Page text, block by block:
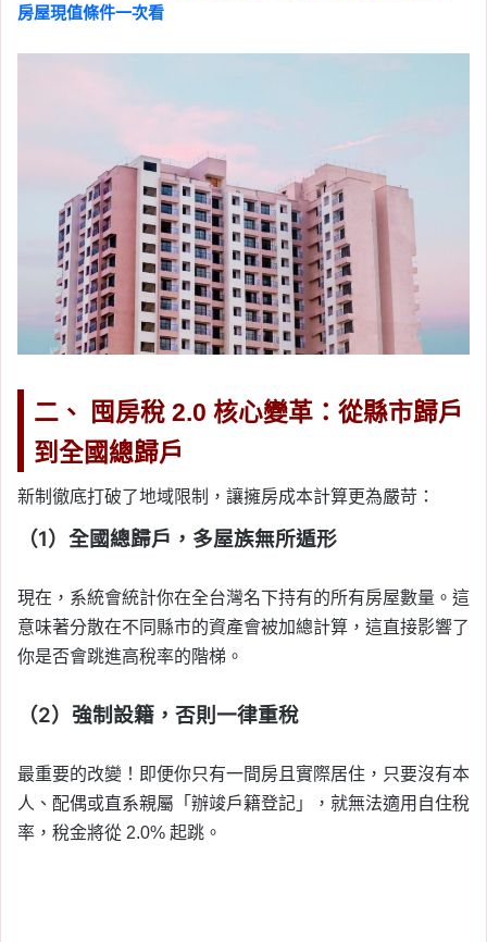
房屋現值條件一次看
二、 囤房稅 2.0 核心變革：從縣市歸戶
到全國總歸戶
新制徹底打破了地域限制，讓擁房成本計算更為嚴苛：
（1）全國總歸戶，多屋族無所遁形
現在，系統會統計你在全台灣名下持有的所有房屋數量。這
意味著分散在不同縣市的資產會被加總計算，這直接影響了
你是否會跳進高稅率的階梯。
（2）強制設籍，否則一律重稅
最重要的改變！即便你只有一間房且實際居住，只要沒有本
人、配偶或直系親屬「辦竣戶籍登記」，就無法適用自住稅
率，稅金將從 2.0% 起跳。